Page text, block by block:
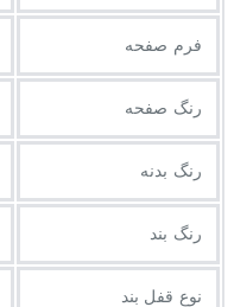
فرم صفحه
رنگ صفحه
رنگ بدنه
رنگ بند
نوع قفل بند